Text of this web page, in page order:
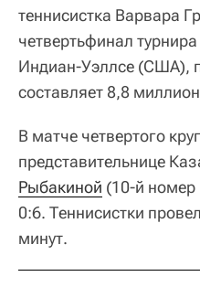
теннисистка Варвара
четвертьфинал
Индиан-Уэллсе (США),
составляет 8,8
В матче четвертого
представительнице
Рыбакиной (10-й номер
0:6. Теннисистки
минут.